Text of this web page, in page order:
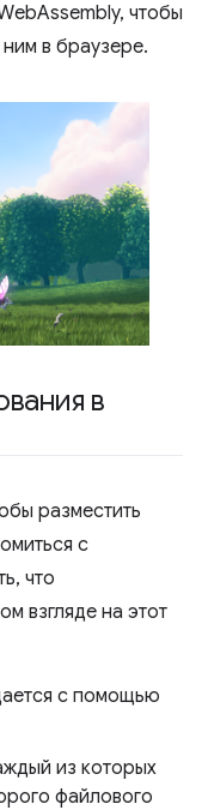
чтобы
в браузере.
в
разместить
с
что
взгляде на этот
с помощью
из которых
файлового